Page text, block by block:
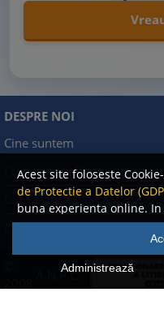
Acest site foloseste
de Protectie a Datelor
buna experienta online.
imbunatatim continutul
cititorul, o experienta
rapida. Ele sunt folosite
nostri de incredere. Click
de Cookie-uri.
Administrează
DESPRE NOI
Cine suntem
Cum comand?
Cum platesc?
A.N.P.C.